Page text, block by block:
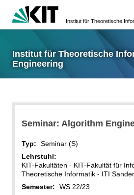
Institut für Theoretische
Engineering
Seminar: Algorithm
Typ:
Seminar (S)
Lehrstuhl:
KIT-Fakultäten - KIT-Fakultät für
Theoretische Informatik - ITI
Semester:
WS 22/23